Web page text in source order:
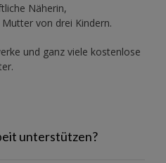
Näherin,
von drei Kindern.
und ganz viele kostenlose
unterstützen?